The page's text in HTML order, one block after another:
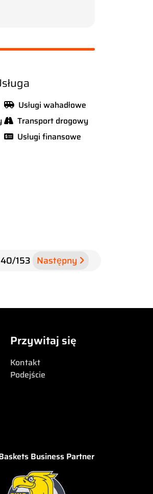
Usługi wahadłowe
Transport drogowy
Usługi finansowe
40/153 Następny
Przywitaj się
Kontakt
Podejście
Business Partner